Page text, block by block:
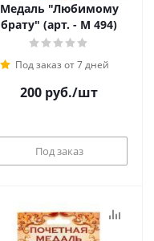
Медаль "Любимому
брату" (арт. - М 494)
Под заказ от 7 дней
200 руб./шт
Под заказ